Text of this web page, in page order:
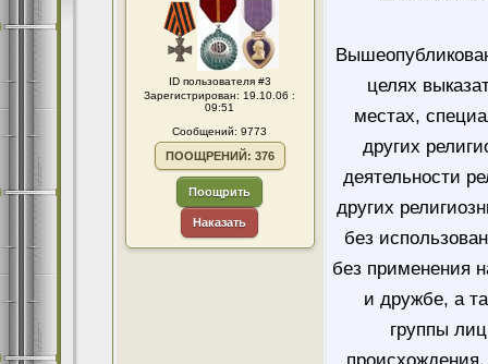
ID пользователя #3
Зарегистрирован: 19.10.06 :
09:51
Сообщений: 9773
ПООЩРЕНИЙ: 376
Поощрить
Наказать
целях
местах,
других
деятельности
других
без
без применения
и дружбе, а
группы